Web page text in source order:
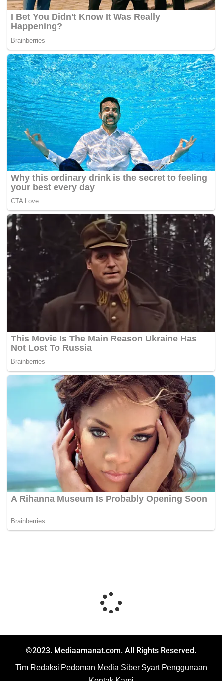
©2023. Mediaamanat.com. All Rights Reserved.
Tim Redaksi Pedoman Media Siber Syart Penggunaan